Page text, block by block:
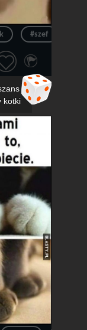
#szef
kotki